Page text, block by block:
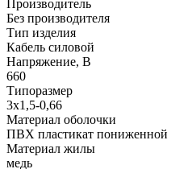
Производитель
Без производителя
Тип изделия
Кабель силовой
Напряжение, В
660
Типоразмер
3х1,5-0,66
Материал оболочки
ПВХ пластикат пониженной
Материал жилы
медь